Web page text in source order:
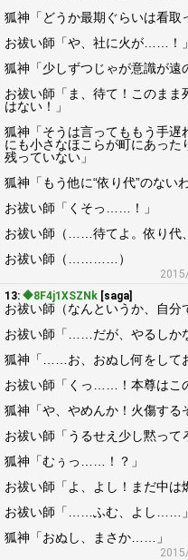
狐神「どうか最期ぐらいは看取
お祓い師「や、社に火が……！」
狐神「少しずつじゃが意識が
お祓い師「ま、待て！このま
はない！」
狐神「そうは言ってももう手
にも小さなほこらが町にあっ
残っていない」
狐神「もう他に“依り代”のな
お祓い師「くそっ……！」
お祓い師（……待てよ。依り代
お祓い師（…………）
13: ◆8F4j1XSZNk [saga]
お祓い師（なんというか、自分
お祓い師「……だが、やるしか
狐神「……お、おぬし何をして
お祓い師「くっ……！本尊はこ
狐神「や、やめんか！火傷する
お祓い師「うるせえ少し黙って
狐神「むぅっ……！？」
お祓い師「よ、よし！まだ中は
お祓い師「……ふむ、よし……」
狐神「おぬし、まさか……」